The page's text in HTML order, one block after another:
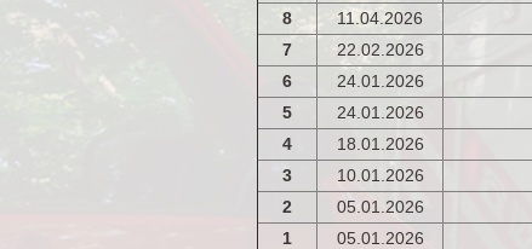
8
11.04.2026
7
22.02.2026
6
24.01.2026
5
24.01.2026
4
18.01.2026
3
10.01.2026
2
05.01.2026
1
05.01.2026